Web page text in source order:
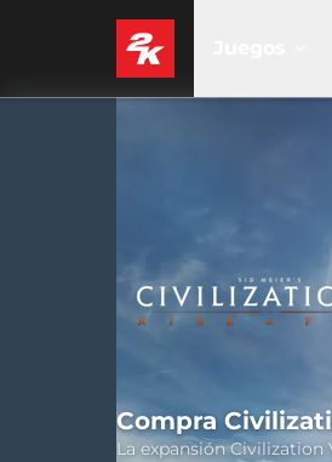
Compra
La expansión Civilization